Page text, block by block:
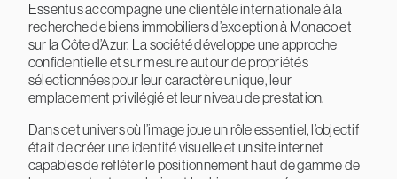
Essentus accompagne une clientèle internationale à la
recherche de biens immobiliers d’exception à Monaco et
sur la Côte d’Azur. La société développe une approche
confidentielle et sur mesure autour de propriétés
sélectionnées pour leur caractère unique, leur
emplacement privilégié et leur niveau de prestation.
Dans cet univers où l’image joue un rôle essentiel, l’objectif
était de créer une identité visuelle et un site internet
capables de refléter le positionnement haut de gamme de